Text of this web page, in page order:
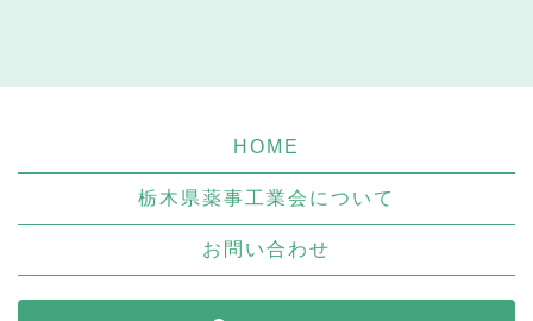
HOME
栃木県薬事工業会について
お問い合わせ